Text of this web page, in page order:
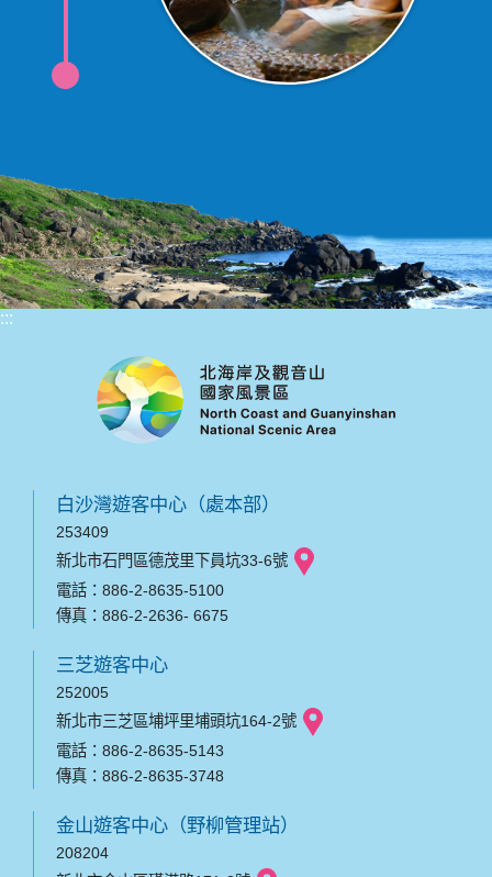
:::
白沙灣遊客中心（處本部）
253409
新北市石門區德茂里下員坑33-6號
電話：886-2-8635-5100
傳真：886-2-2636- 6675
三芝遊客中心
252005
新北市三芝區埔坪里埔頭坑164-2號
電話：886-2-8635-5143
傳真：886-2-8635-3748
金山遊客中心（野柳管理站）
208204